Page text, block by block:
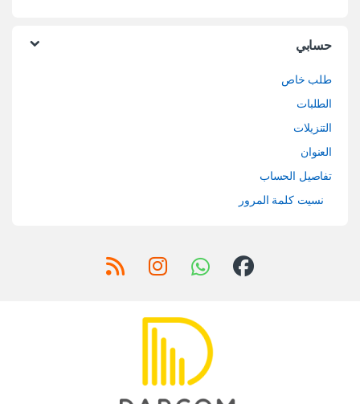
حسابي
طلب خاص
الطلبات
التنزيلات
العنوان
تفاصيل الحساب
نسيت كلمة المرور